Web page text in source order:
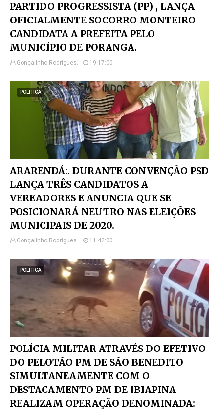
PARTIDO PROGRESSISTA (PP) , LANÇA
OFICIALMENTE SOCORRO MONTEIRO
CANDIDATA A PREFEITA PELO
MUNICÍPIO DE PORANGA.
Gonçalinho Rodrigues. 19:17:00
POLITICA
ARARENDÁ:. DURANTE CONVENÇÃO PSD
LANÇA TRÊS CANDIDATOS A
VEREADORES E ANUNCIA QUE SE
POSICIONARÁ NEUTRO NAS ELEIÇÕES
MUNICIPAIS DE 2020.
Gonçalinho Rodrigues. 11:42:00
POLITICA
POLÍCIA MILITAR ATRAVÉS DO EFETIVO
DO PELOTÃO PM DE SÃO BENEDITO
SIMULTANEAMENTE COM O
DESTACAMENTO PM DE IBIAPINA
REALIZAM OPERAÇÃO DENOMINADA: